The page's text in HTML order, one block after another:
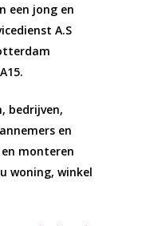
een jong en
A.S
bedrijven,
en
monteren
woning, winkel